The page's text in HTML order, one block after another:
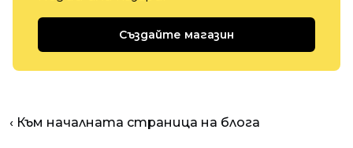
Създайте магазин
‹ Към началната страница на блога